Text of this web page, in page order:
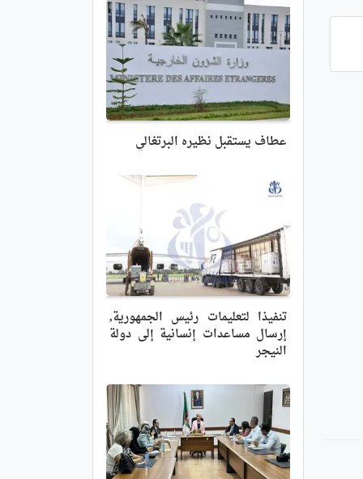
عطاف يستقبل نظيره البرتغالي
تنفيذا لتعليمات رئيس الجمهورية,
إرسال مساعدات إنسانية إلى دولة
النيجر